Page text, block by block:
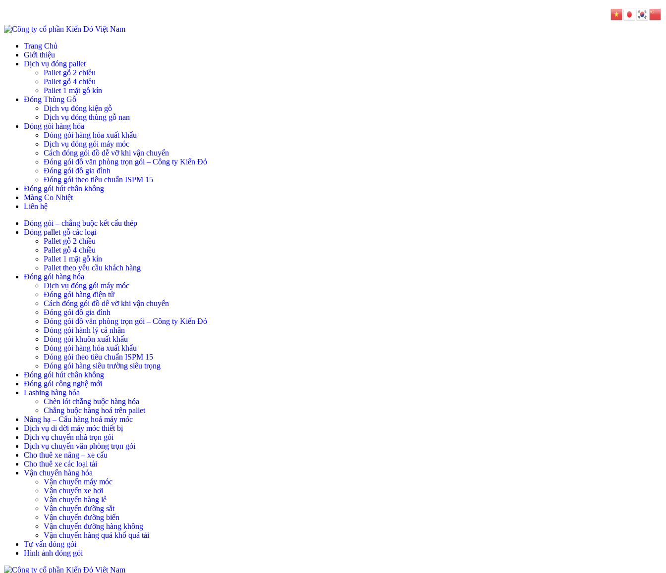
Trang Chủ
Giới thiệu
Dịch vụ đóng pallet
Pallet gỗ 2 chiều
Pallet gỗ 4 chiều
Pallet 1 mặt gỗ kín
Đóng Thùng Gỗ
Dịch vụ đóng kiện gỗ
Dịch vụ đóng thùng gỗ nan
Đóng gói hàng hóa
Đóng gói hàng hóa xuất khẩu
Dịch vụ đóng gói máy móc
Cách đóng gói đồ dễ vỡ khi vận chuyển
Đóng gói đồ văn phòng trọn gói – Công ty Kiến Đỏ
Đóng gói đồ gia đình
Đóng gói theo tiêu chuẩn ISPM 15
Đóng gói hút chân không
Màng Co Nhiệt
Liên hệ
Đóng gói – chằng buộc kết cấu thép
Đóng pallet gỗ các loại
Pallet gỗ 2 chiều
Pallet gỗ 4 chiều
Pallet 1 mặt gỗ kín
Pallet theo yêu cầu khách hàng
Đóng gói hàng hóa
Dịch vụ đóng gói máy móc
Đóng gói hàng điện tử
Cách đóng gói đồ dễ vỡ khi vận chuyển
Đóng gói đồ gia đình
Đóng gói đồ văn phòng trọn gói – Công ty Kiến Đỏ
Đóng gói hành lý cá nhân
Đóng gói khuôn xuất khẩu
Đóng gói hàng hóa xuất khẩu
Đóng gói theo tiêu chuẩn ISPM 15
Đóng gói hàng siêu trường siêu trọng
Đóng gói hút chân không
Đóng gói công nghệ mới
Lashing hàng hóa
Chèn lót chằng buộc hàng hóa
Chằng buộc hàng hoá trên pallet
Nâng hạ – Cẩu hàng hoá máy móc
Dịch vụ di dời máy móc thiết bị
Dịch vụ chuyển nhà trọn gói
Dịch vụ chuyển văn phòng trọn gói
Cho thuê xe nâng – xe cẩu
Cho thuê xe các loại tải
Vận chuyển hàng hóa
Vận chuyển máy móc
Vận chuyển xe hơi
Vận chuyển hàng lẻ
Vận chuyển đường sắt
Vận chuyển đường biển
Vận chuyển đường hàng không
Vận chuyển hàng quá khổ quá tải
Tư vấn đóng gói
Hình ảnh đóng gói